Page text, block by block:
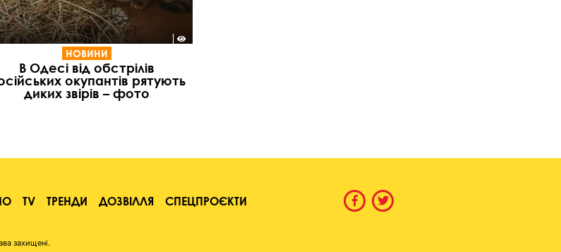
НОВИНИ
В Одесі від обстрілів
окупантів рятують
диких звірів – фото
TV ТРЕНДИ ДОЗВІЛЛЯ СПЕЦПРОЄКТИ
захищені.